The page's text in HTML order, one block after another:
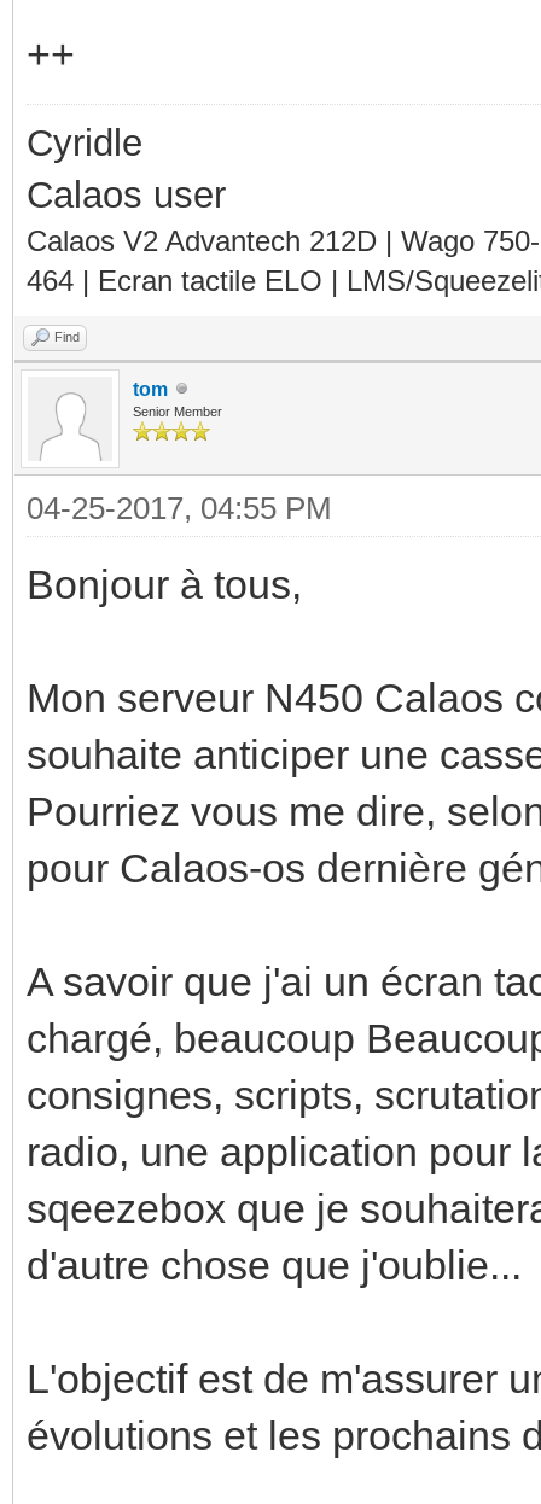
++
Cyridle
Calaos user
Calaos V2 Advantech 212D | Wago
464 | Ecran tactile ELO | LMS/
Find
tom
Senior Member
04-25-2017, 04:55 PM
Bonjour à tous,
Mon serveur N450 Calaos
souhaite anticiper une
Pourriez vous me dire,
pour Calaos-os dernière
A savoir que j'ai un écran
chargé, beaucoup
consignes, scripts,
radio, une application pour
sqeezebox que je
d'autre chose que j'oublie...
L'objectif est de m'assurer
évolutions et les prochains